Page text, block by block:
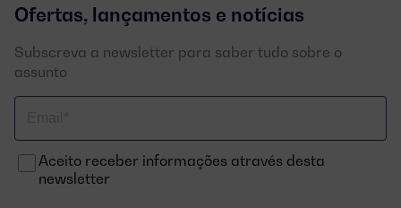
Ofertas, lançamentos e notícias
Subscreva a newsletter para saber tudo sobre o
assunto
electrónico
Aceito receber informações através desta
newsletter